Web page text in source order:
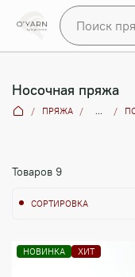
Поиск
Носочная пряжа
ПРЯЖА ...
Товаров 9
СОРТИРОВКА
НОВИНКА ХИТ